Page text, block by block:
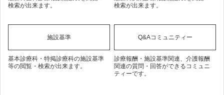
検索が出来ます。
検索が出来ます。
施設基準
基本診療科・特掲診療科の施設基準
等の閲覧・検索が出来ます。
Q&Aコミュニティー
診療報酬・施設基準関連、介護報酬
関連の質問・回答ができるコミュニ
ティーです。